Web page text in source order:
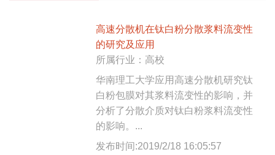
高速分散机在钛白粉分散浆料流变性
的研究及应用
所属行业：高校
华南理工大学应用高速分散机研究钛
白粉包膜对其浆料流变性的影响，并
分析了分散介质对钛白粉浆料流变性
的影响。...
发布时间:2019/2/18 16:05:57